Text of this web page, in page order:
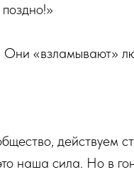
«взламывают»
действуем
наша сила. Но в